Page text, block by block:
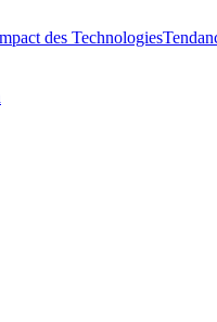
des Technologies